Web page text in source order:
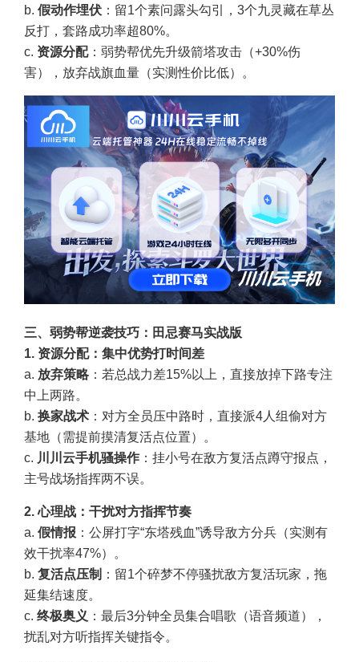
b. 假动作埋伏 ：留1个素问露头勾引，3个九灵藏在草丛
反打，套路成功率超80%。
c. 资源分配：弱势帮优先升级箭塔攻击（+30%伤
害），放弃战旗血量（实测性价比低）。
三、弱势帮逆袭技巧：田忌赛马实战版
1. 资源分配：集中优势打时间差
a. 放弃策略 ：若总战力差15%以上，直接放掉下路专注
中上两路。
b. 换家战术 ：对方全员压中路时，直接派4人组偷对方
基地（需提前摸清复活点位置）。
c. 川川云手机骚操作 ：挂小号在敌方复活点蹲守报点，
主号战场指挥两不误。
2. 心理战：干扰对方指挥节奏
a. 假情报 ：公屏打字“东塔残血”诱导敌方分兵（实测有
效干扰率47%）。
b. 复活点压制 ：留1个碎梦不停骚扰敌方复活玩家，拖
延集结速度。
c. 终极奥义 ：最后3分钟全员集合唱歌（语音频道），
扰乱对方听指挥关键指令。